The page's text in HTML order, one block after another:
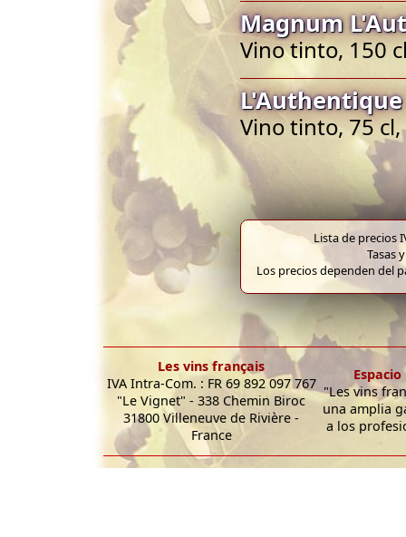
Magnum
Vino tinto, 150
L'Authentique
Vino tinto, 75 cl,
Lista de precios
Tasas
Los precios dependen del
Les vins français
IVA Intra-Com. : FR 69 892 097 767
"Le Vignet" - 338 Chemin Biroc
31800 Villeneuve de Rivière -
France
"Les vins
una amplia
a los